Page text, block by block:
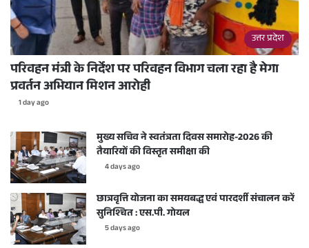
उत्तर प्रदेश
परिवहन मंत्री के निर्देश पर परिवहन विभाग चला रहा है मेगा
प्रवर्तन अभियान मिशन आरोही
1 day ago
मुख्य सचिव ने स्वतंत्रता दिवस समारोह-2026 की
तैयारियों की विस्तृत समीक्षा की
4 days ago
छात्रवृत्ति योजना का समयबद्ध एवं पारदर्शी संचालन करें
सुनिश्चित : एस.पी. गोयल
5 days ago